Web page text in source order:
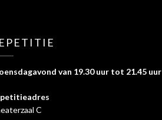
van 19.30 uur tot 21.45 uur
C